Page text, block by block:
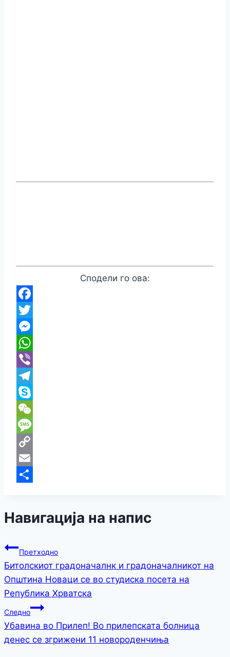
Сподели го ова:
Навигација на напис
Претходно
Битолскиот градоначалнк и градоначалникот на
Општина Новаци се во студиска посета на
Република Хрватска
Следно
Убавина во Прилеп! Во прилепската болница
денес се згрижени 11 новороденчиња